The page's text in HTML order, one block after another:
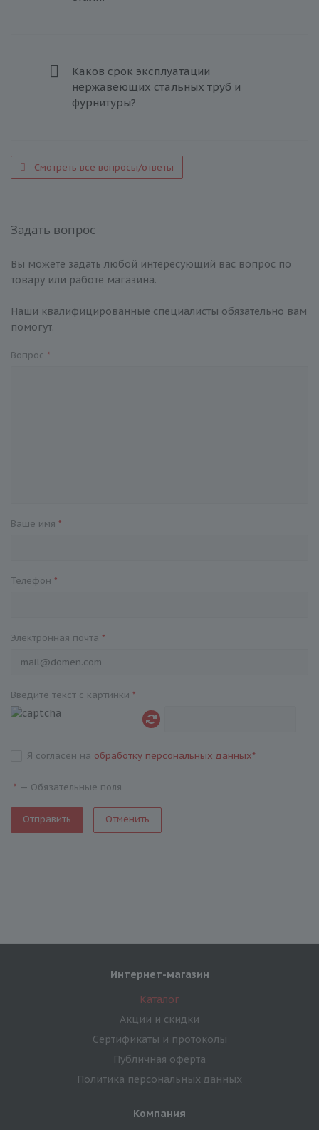
Каков срок эксплуатации
нержавеющих стальных труб и
фурнитуры?
Смотреть все вопросы/ответы
Задать вопрос
Вы можете задать любой интересующий вас вопрос по
товару или работе магазина.
Наши квалифицированные специалисты обязательно вам
помогут.
Вопрос *
Ваше имя *
Телефон *
Электронная почта *
Введите текст с картинки *
Я согласен на обработку персональных данных*
* — Обязательные поля
Отменить
Интернет-магазин
Каталог
Акции и скидки
Сертификаты и протоколы
Публичная оферта
Политика персональных данных
Компания